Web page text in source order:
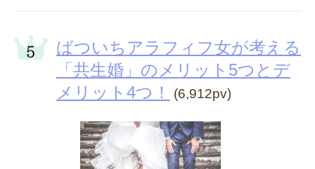
ばついちアラフィフ女が考える
「共生婚」のメリット5つとデ
メリット4つ！
(6,912pv)